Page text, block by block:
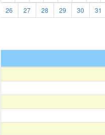
26
27 28 29 30 31